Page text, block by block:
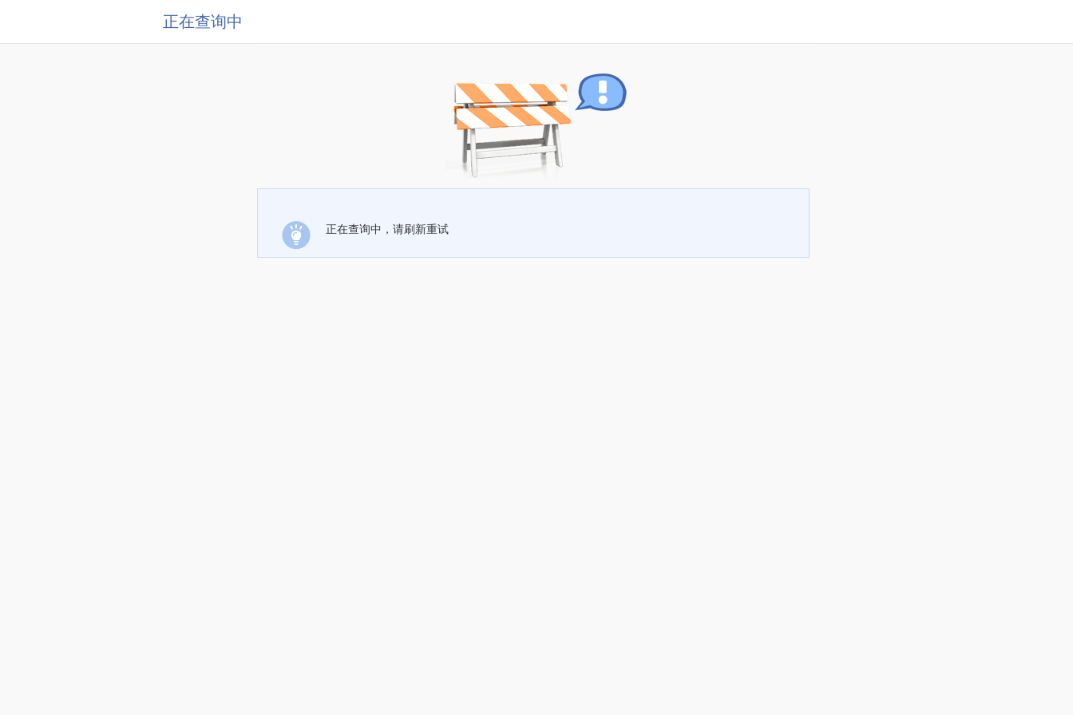
正在查询中
正在查询中，请刷新重试